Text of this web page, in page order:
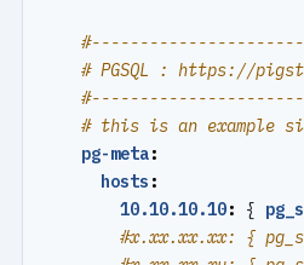
# PGSQL : https://
# this is an example
pg-meta:
hosts :
10.10.10.10: {
#x.xx.xx.xx: {